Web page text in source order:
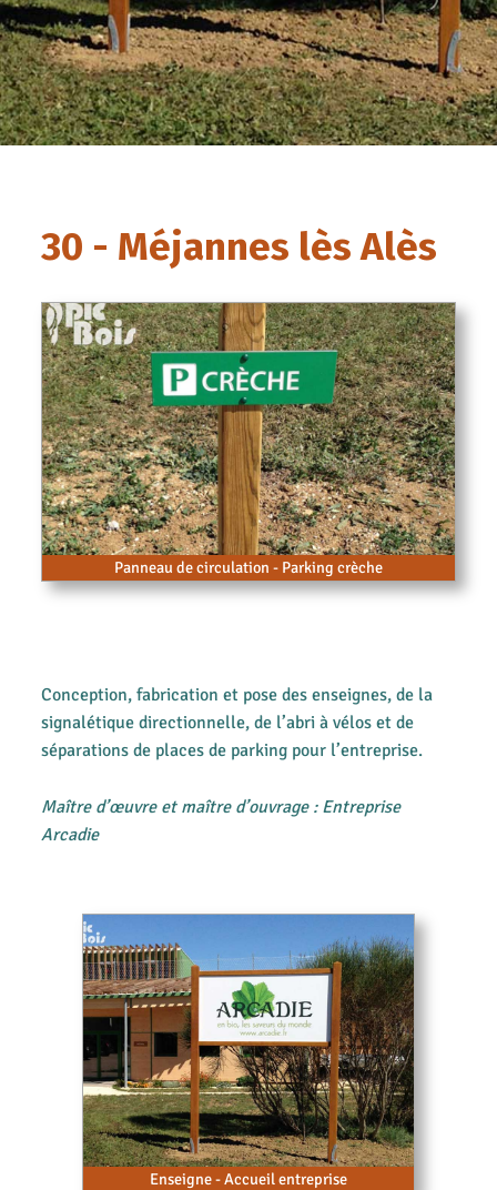
30 - Méjannes lès Alès
Panneau de circulation - Parking crèche
Conception, fabrication et pose des enseignes, de la
signalétique directionnelle, de l’abri à vélos et de
séparations de places de parking pour l’entreprise.
Maître d’œuvre et maître d’ouvrage : Entreprise
Arcadie
Enseigne - Accueil entreprise